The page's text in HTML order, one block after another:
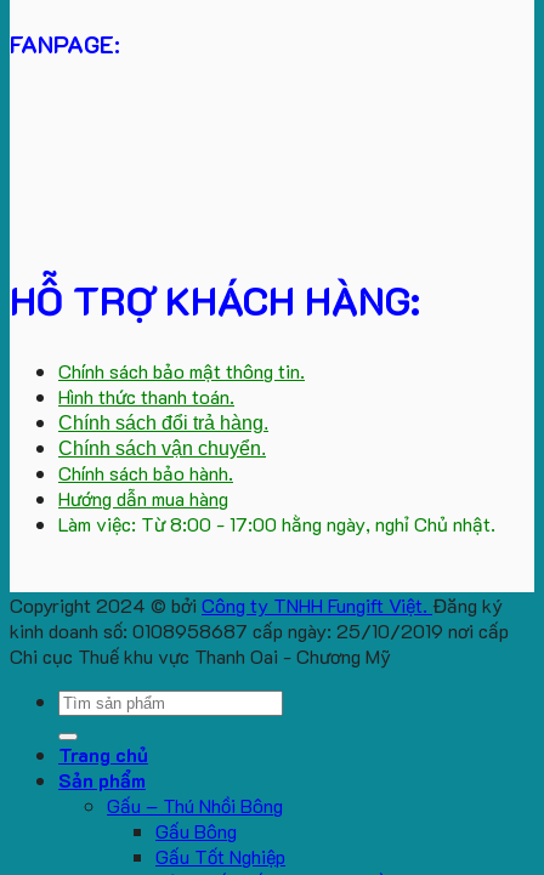
FANPAGE:
HỖ TRỢ KHÁCH HÀNG:
Chính sách bảo mật thông tin.
Hình thức thanh toán.
Chính sách đổi trả hàng.
Chính sách vận chuyển.
Chính sách bảo hành.
Hướng dẫn mua hàng
Làm việc: Từ 8:00 - 17:00 hằng ngày, nghỉ Chủ nhật.
Copyright 2024 © bởi Công ty TNHH Fungift Việt. Đăng ký
kinh doanh số: 0108958687 cấp ngày: 25/10/2019 nơi cấp
Chi cục Thuế khu vực Thanh Oai - Chương Mỹ
Search
Trang chủ
Sản phẩm
Gấu – Thú Nhồi Bông
Gấu Bông
Gấu Tốt Nghiệp